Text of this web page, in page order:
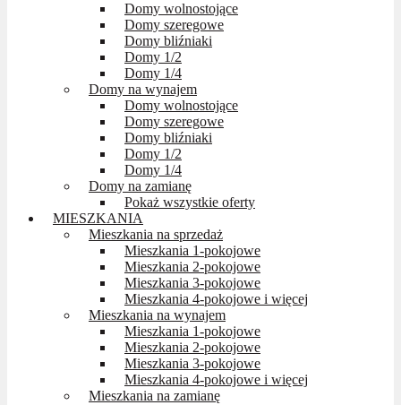
Domy wolnostojące
Domy szeregowe
Domy bliźniaki
Domy 1/2
Domy 1/4
Domy na wynajem
Domy wolnostojące
Domy szeregowe
Domy bliźniaki
Domy 1/2
Domy 1/4
Domy na zamianę
Pokaż wszystkie oferty
MIESZKANIA
Mieszkania na sprzedaż
Mieszkania 1-pokojowe
Mieszkania 2-pokojowe
Mieszkania 3-pokojowe
Mieszkania 4-pokojowe i więcej
Mieszkania na wynajem
Mieszkania 1-pokojowe
Mieszkania 2-pokojowe
Mieszkania 3-pokojowe
Mieszkania 4-pokojowe i więcej
Mieszkania na zamianę